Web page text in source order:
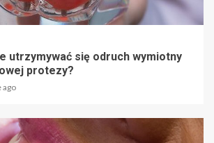
utrzymywać się odruch wymiotny
protezy?
ago